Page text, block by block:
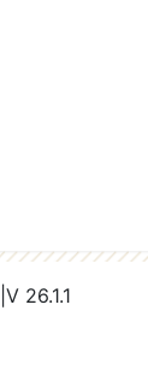
V 26.1.1